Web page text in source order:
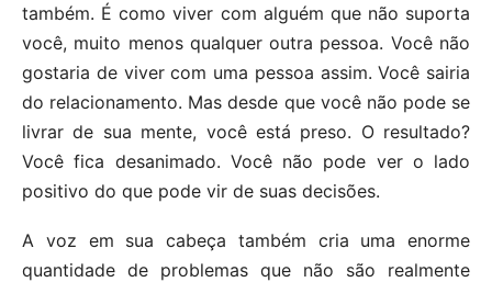
também. É como viver com alguém que não suporta
você, muito menos qualquer outra pessoa. Você não
gostaria de viver com uma pessoa assim. Você sairia
do relacionamento. Mas desde que você não pode se
livrar de sua mente, você está preso. O resultado?
Você fica desanimado. Você não pode ver o lado
positivo do que pode vir de suas decisões.
A voz em sua cabeça também cria uma enorme
quantidade de problemas que não são realmente